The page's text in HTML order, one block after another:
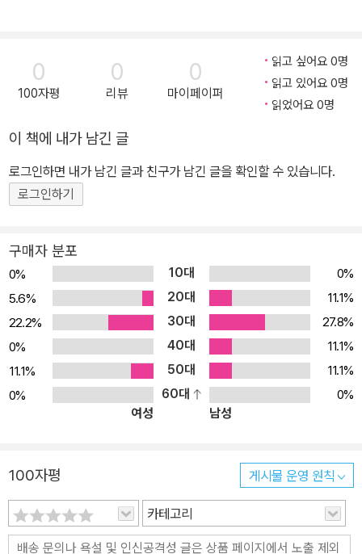
029 지식재산 전쟁 정성창 지음
030 한국형 생산방식, 그 가능성을 찾아서
0
100자평
0
리뷰
0
마이페이퍼
읽고 싶어요 0명
읽고 있어요 0명
읽었어요 0명
이 책에 내가 남긴 글
로그인하면 내가 남긴 글과 친구가 남긴 글을 확인할 수 있습니다.
로그인하기
구매자 분포
0% 10대
0%
5.6%
20대
11.1%
22.2%
30대
27.8%
0%
40대
11.1%
11.1%
50대
11.1%
0%
60대
0%
여성
남성
100자평 게시물 운영 원칙
카테고리